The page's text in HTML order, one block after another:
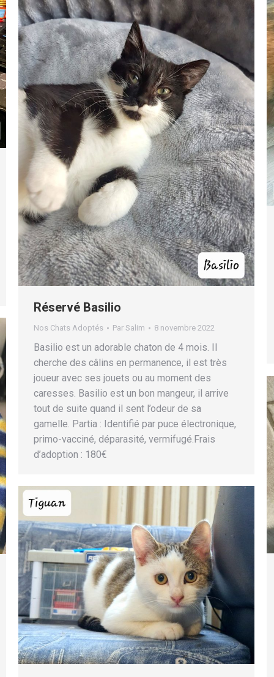
Réservé Basilio
Nos Chats Adoptés Par Salim 8 novembre 2022
Basilio est un adorable chaton de 4 mois. Il
cherche des câlins en permanence, il est très
joueur avec ses jouets ou au moment des
caresses. Basilio est un bon mangeur, il arrive
tout de suite quand il sent l’odeur de sa
gamelle. Partia : Identifié par puce électronique,
primo-vacciné, déparasité, vermifugé.Frais
d’adoption : 180€